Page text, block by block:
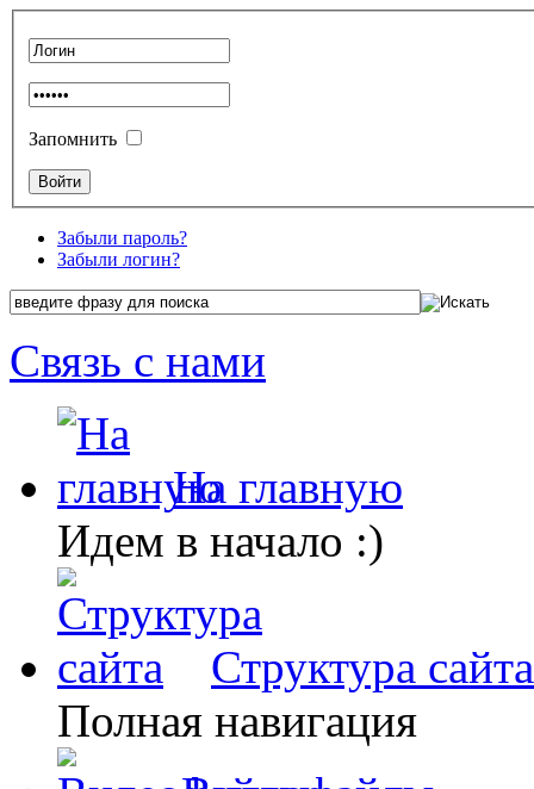
Запомнить
Забыли пароль?
Забыли логин?
Связь с нами
На главную
Идем в начало :)
Структура сайта
Полная навигация